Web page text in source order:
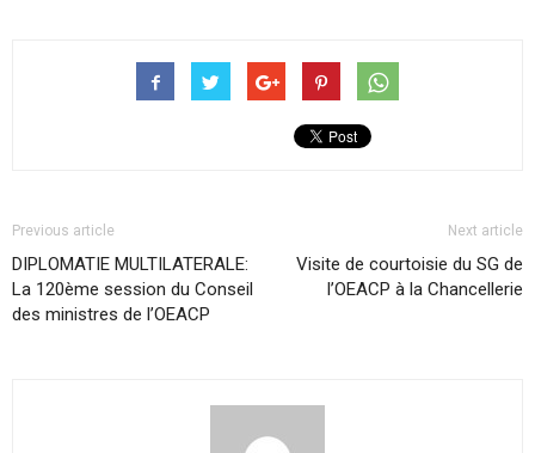
Previous article
DIPLOMATIE MULTILATERALE:
La 120ème session du Conseil
des ministres de l’OEACP
Next article
Visite de courtoisie du SG de
l’OEACP à la Chancellerie